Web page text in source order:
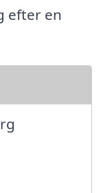
efter en